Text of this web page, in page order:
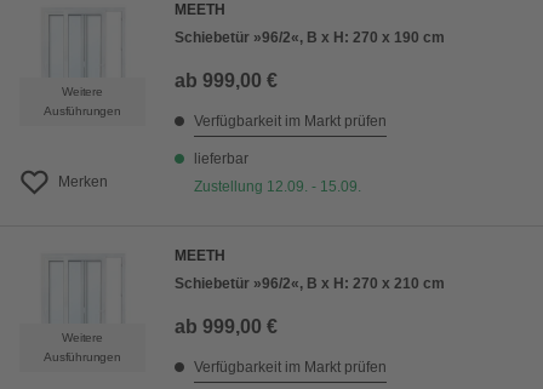
Weitere
Ausführungen
Merken
MEETH
Schiebetür »96/2«, B x H: 270 x 190 cm
ab 999,00 €
Verfügbarkeit im Markt prüfen
lieferbar
Zustellung 12.09. - 15.09.
Weitere
Ausführungen
MEETH
Schiebetür »96/2«, B x H: 270 x 210 cm
ab 999,00 €
Verfügbarkeit im Markt prüfen